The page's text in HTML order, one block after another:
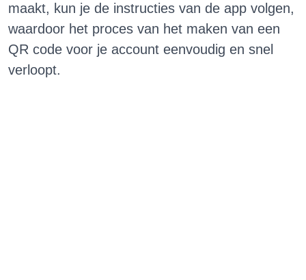
maakt, kun je de instructies van de app volgen,
waardoor het proces van het maken van een
QR code voor je account eenvoudig en snel
verloopt.